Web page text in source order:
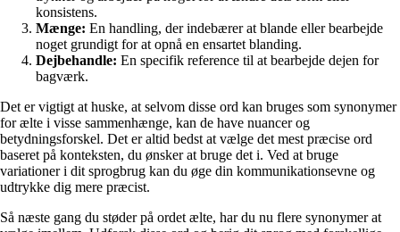
konsistens.
Mænge: En handling, der indebærer at blande eller bearbejde
noget grundigt for at opnå en ensartet blanding.
Dejbehandle: En specifik reference til at bearbejde dejen for
bagværk.
Det er vigtigt at huske, at selvom disse ord kan bruges som synonymer
for ælte i visse sammenhænge, kan de have nuancer og
betydningsforskel. Det er altid bedst at vælge det mest præcise ord
baseret på konteksten, du ønsker at bruge det i. Ved at bruge
variationer i dit sprogbrug kan du øge din kommunikationsevne og
udtrykke dig mere præcist.
Så næste gang du støder på ordet ælte, har du nu flere synonymer at